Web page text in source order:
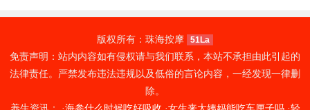
版权所有：珠海按摩 51La
免责声明：站内内容如有侵权请与我们联系，本站不承担由此引起的
法律责任。严禁发布违法违规以及低俗的言论内容，一经发现一律删
除。